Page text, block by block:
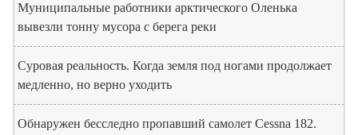
Муниципальные работники арктического Оленька
вывезли тонну мусора с берега реки
Суровая реальность. Когда земля под ногами продолжает
медленно, но верно уходить
Обнаружен бесследно пропавший самолет Cessna 182.